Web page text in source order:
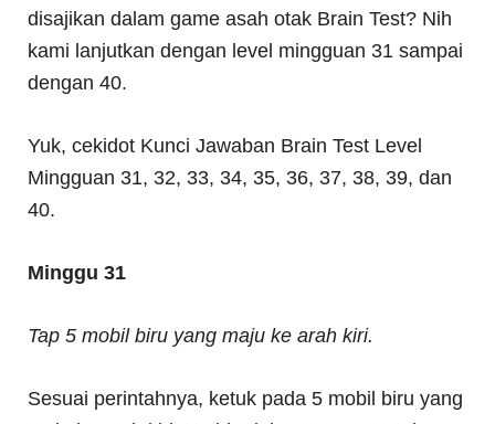
disajikan dalam game asah otak Brain Test? Nih
kami lanjutkan dengan level mingguan 31 sampai
dengan 40.
Yuk, cekidot Kunci Jawaban Brain Test Level
Mingguan 31, 32, 33, 34, 35, 36, 37, 38, 39, dan
40.
Minggu 31
Tap 5 mobil biru yang maju ke arah kiri.
Sesuai perintahnya, ketuk pada 5 mobil biru yang